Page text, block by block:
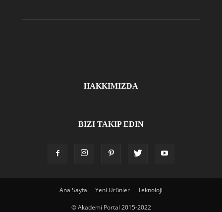
HAKKIMIZDA
BIZI TAKIP EDIN
Ana Sayfa Yeni Ürünler Teknoloji
© Akademi Portal 2015-2022